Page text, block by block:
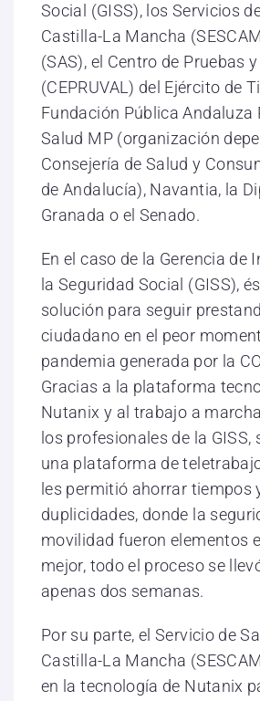
Social (GISS), los Servicios
Castilla-La Mancha
(SAS), el Centro de Pruebas
(CEPRUVAL) del Ejército de
Fundación Pública Andaluza
Salud MP (organización
Consejería de Salud y
de Andalucía), Navantia, la
Granada o el Senado.
En el caso de la Gerencia de
la Seguridad Social (GISS),
solución para seguir
ciudadano en el peor
pandemia generada por la
Gracias a la plataforma
Nutanix y al trabajo a
los profesionales de la GISS,
una plataforma de
les permitió ahorrar tiempos
duplicidades, donde la
movilidad fueron elementos
mejor, todo el proceso se
apenas dos semanas.
Por su parte, el Servicio de
Castilla-La Mancha
en la tecnología de Nutanix